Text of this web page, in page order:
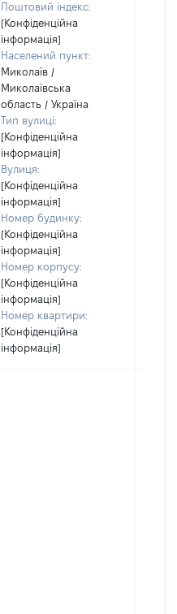
Поштовий індекс:
[Конфіденційна
інформація]
Населений пункт:
Миколаїв /
Миколаївська
область / Україна
Тип вулиці:
[Конфіденційна
інформація]
Вулиця:
[Конфіденційна
інформація]
Номер будинку:
[Конфіденційна
інформація]
Номер корпусу:
[Конфіденційна
інформація]
Номер квартири:
[Конфіденційна
інформація]